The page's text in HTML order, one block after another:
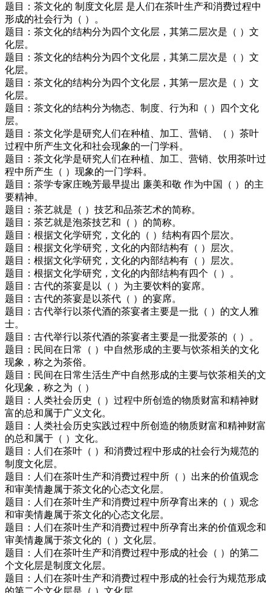
题目：茶文化的 制度文化层 是人们在茶叶生产和消费过程中
形成的社会行为（ ）。
题目：茶文化的结构分为四个文化层，其第二层次是（ ）文
化层。
题目：茶文化的结构分为四个文化层，其第二层次是（ ）文
化层。
题目：茶文化的结构分为四个文化层，其第一层次是（ ）文
化层。
题目：茶文化的结构分为物态、制度、行为和（ ）四个文化
层。
题目：茶文化学是研究人们在种植、加工、营销、（ ）茶叶
过程中所产生文化和社会现象的一门学科。
题目：茶文化学是研究人们在种植、加工、营销、饮用茶叶过
程中所产生（ ）现象的一门学科。
题目：茶学专家庄晚芳最早提出 廉美和敬 作为中国（ ）的主
要精神。
题目：茶艺就是（ ）技艺和品茶艺术的简称。
题目：茶艺就是泡茶技艺和（ ）的简称。
题目：根据文化学研究，文化的（ ）结构有四个层次。
题目：根据文化学研究，文化的内部结构有（ ）层次。
题目：根据文化学研究，文化的内部结构有（ ）层次。
题目：根据文化学研究，文化的内部结构有四个（ ）。
题目：古代的茶宴是以（ ）为主要饮料的宴席。
题目：古代的茶宴是以茶代（ ）的宴席。
题目：古代举行以茶代酒的茶宴者主要是一批（ ）的文人雅
士。
题目：古代举行以茶代酒的茶宴者主要是一批爱茶的（ ）。
题目：民间在日常（ ）中自然形成的主要与饮茶相关的文化
现象，称之为茶俗。
题目：民间在日常生活生产中自然形成的主要与饮茶相关的文
化现象，称之为（ ）
题目：人类社会历史（ ）过程中所创造的物质财富和精神财
富的总和属于广义文化。
题目：人类社会历史实践过程中所创造的物质财富和精神财富
的总和属于（ ）文化。
题目：人们在茶叶（ ）和消费过程中形成的社会行为规范的
制度文化层。
题目：人们在茶叶生产和消费过程中所（ ）出来的价值观念
和审美情趣属于茶文化的心态文化层。
题目：人们在茶叶生产和消费过程中所孕育出来的（ ）观念
和审美情趣属于茶文化的心态文化层。
题目：人们在茶叶生产和消费过程中所孕育出来的价值观念和
审美情趣属于茶文化的（ ）文化层。
题目：人们在茶叶生产和消费过程中形成的社会（ ）的第二
个文化层是制度文化层。
题目：人们在茶叶生产和消费过程中形成的社会行为规范形成
的第二个文化层是（ ）文化层。